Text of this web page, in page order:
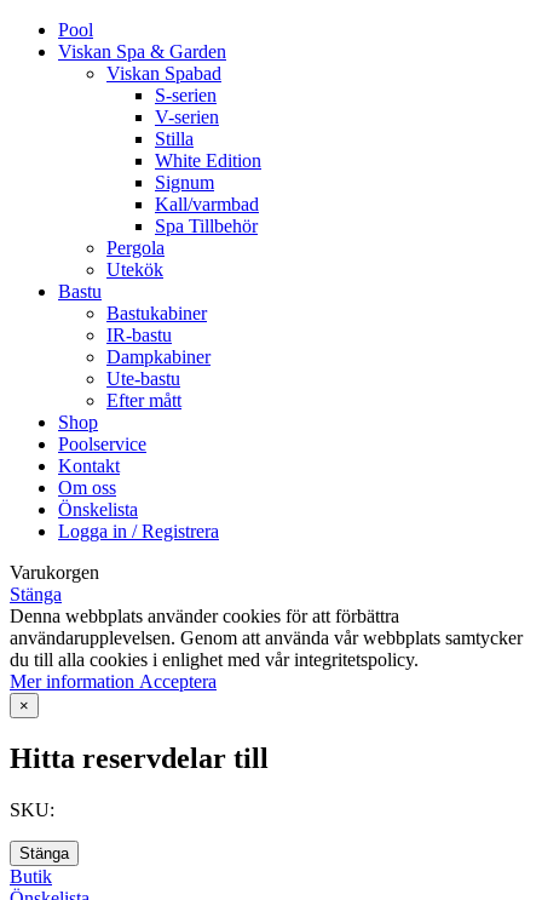
Pool
Viskan Spa & Garden
Viskan Spabad
S-serien
V-serien
Stilla
White Edition
Signum
Kall/varmbad
Spa Tillbehör
Pergola
Utekök
Bastu
Bastukabiner
IR-bastu
Dampkabiner
Ute-bastu
Efter mått
Shop
Poolservice
Kontakt
Om oss
Önskelista
Logga in / Registrera
Varukorgen
Stänga
Denna webbplats använder cookies för att förbättra
användarupplevelsen. Genom att använda vår webbplats samtycker
du till alla cookies i enlighet med vår integritetspolicy.
Mer information Mer
Acceptera
×
Hitta reservdelar till
SKU:
Stänga
Butik